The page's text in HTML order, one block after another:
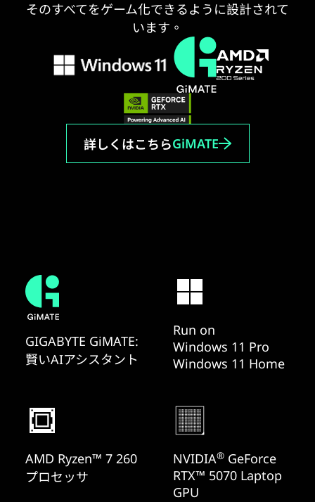
そのすべてをゲーム化できるように設計されて
います。
詳しくはこちらGiMATE
GIGABYTE GiMATE:
賢いAIアシスタント
Run on
Windows 11 Pro
Windows 11 Home
AMD Ryzen™ 7 260
プロセッサ
NVIDIA® GeForce
RTX™ 5070 Laptop
GPU